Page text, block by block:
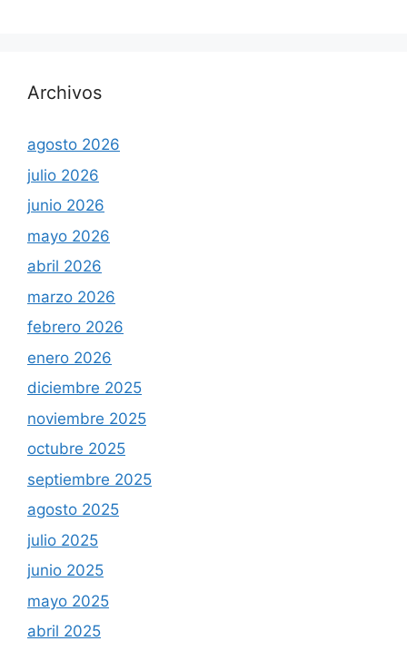
Archivos
agosto 2026
julio 2026
junio 2026
mayo 2026
abril 2026
marzo 2026
febrero 2026
enero 2026
diciembre 2025
noviembre 2025
octubre 2025
septiembre 2025
agosto 2025
julio 2025
junio 2025
mayo 2025
abril 2025